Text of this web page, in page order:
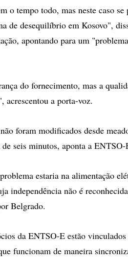
o tempo todo, mas neste caso
de desequilíbrio em Kosovo",
apontando para um
do fornecimento, mas a
acrescentou a porta-voz.
foram modificados desde
seis minutos, aponta a ENTSO-
estaria na alimentação
independência não é
Belgrado.
da ENTSO-E estão vinculados
funcionam de maneira